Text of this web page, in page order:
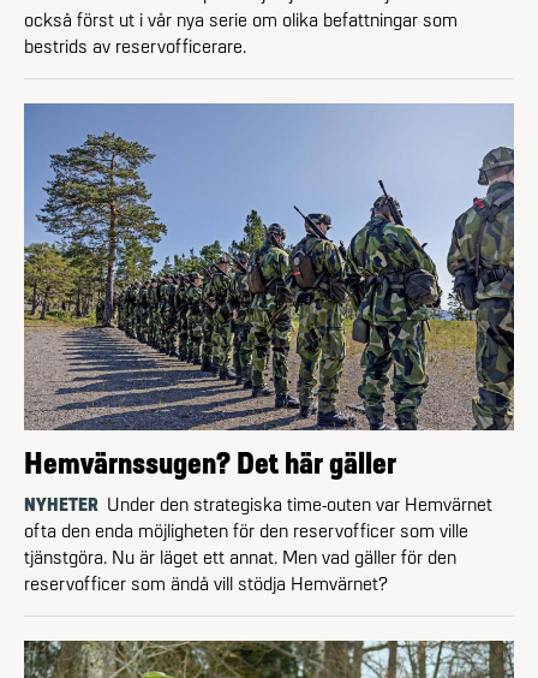
också först ut i vår nya serie om olika befattningar som
bestrids av reservofficerare.
Hemvärnssugen? Det här gäller
NYHETER Under den strategiska time-outen var Hemvärnet
ofta den enda möjligheten för den reserv­officer som ville
tjänstgöra. Nu är läget ett annat. Men vad gäller för den
reservofficer som ändå vill stödja Hemvärnet?